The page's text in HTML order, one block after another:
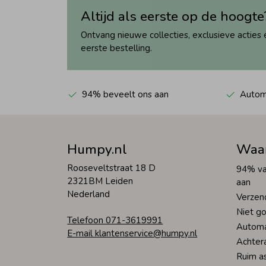
Altijd als eerste op de
Ontvang nieuwe collecties, exclusieve
eerste bestelling.
94% beveelt ons aan
Humpy.nl
Rooseveltstraat 18 D
2321BM Leiden
Nederland
Telefoon 071-3619991
E-mail klantenservice@humpy.nl
94%
aan
Niet
Ruim